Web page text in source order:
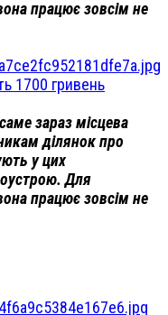
працює зовсім не
1700 гривень
зараз місцева
ділянок про
у цих
Для
працює зовсім не